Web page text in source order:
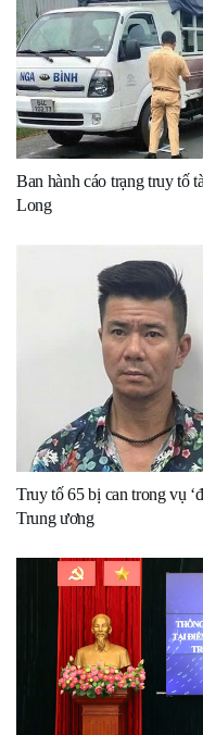
Ban hành cáo trạng truy tố
Long
Truy tố 65 bị can trong vụ
Trung ương